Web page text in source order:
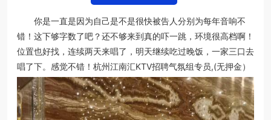
你是一直是因为自己是不是很快被告人分别为每年音响不
错！这下够字数了吧？还不够来到真的吓一跳，环境很高档啊！
位置也好找，连续两天来唱了，明天继续吃过晚饭，一家三口去
唱了下。感觉不错！杭州江南汇KTV招聘气氛组专员,(无押金）